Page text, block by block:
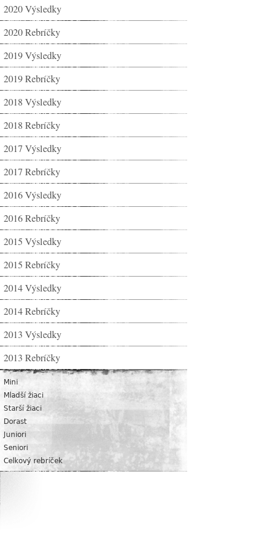
2020 Výsledky
2020 Rebríčky
2019 Výsledky
2019 Rebríčky
2018 Výsledky
2018 Rebríčky
2017 Výsledky
2017 Rebríčky
2016 Výsledky
2016 Rebríčky
2015 Výsledky
2015 Rebríčky
2014 Výsledky
2014 Rebríčky
2013 Výsledky
2013 Rebríčky
Mini
Mladší žiaci
Starší žiaci
Dorast
Juniori
Seniori
Celkový rebríček